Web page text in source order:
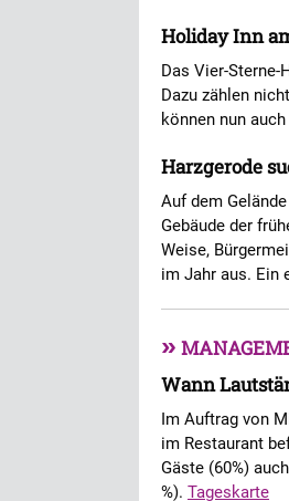
Holiday Inn
Das Vier-
Dazu zählen
können nun
Harzgerode
Auf dem
Gebäude der
Weise,
im Jahr aus. Ein
»
Wann
Im Auftrag von
im Restaurant
Gäste (60%)
%). Tageskarte